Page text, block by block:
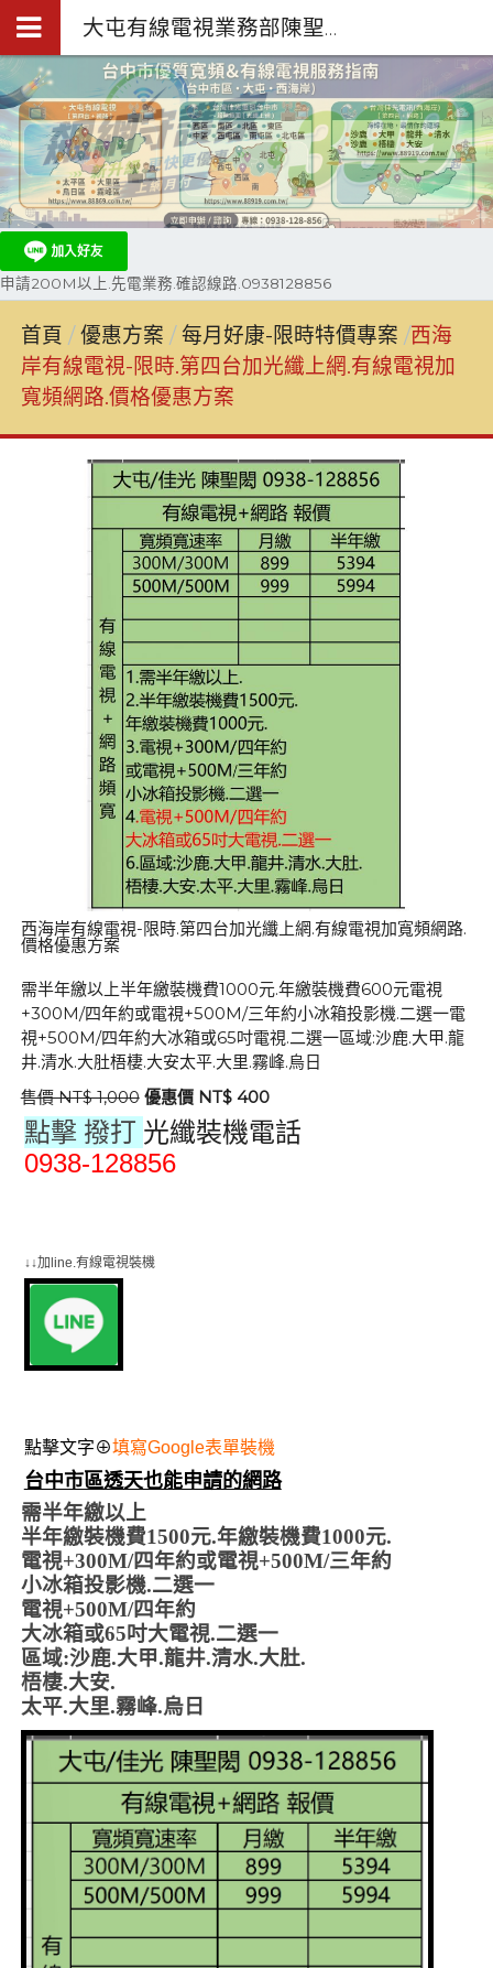
大屯有線電視業務部陳聖閎.台中第四台網路裝機0938-128-856
申請200M以上.先電業務.確認線路.0938128856
首頁 優惠方案 每月好康-限時特價專案 西海
岸有線電視-限時.第四台加光纖上網.有線電視加
寬頻網路.價格優惠方案
西海岸有線電視-限時.第四台加光纖上網.有線電視加寬頻網路.
價格優惠方案
需半年繳以上半年繳裝機費1000元.年繳裝機費600元電視
+300M/四年約或電視+500M/三年約小冰箱投影機.二選一電
視+500M/四年約大冰箱或65吋電視.二選一區域:沙鹿.大甲.龍
井.清水.大肚梧棲.大安太平.大里.霧峰.烏日
售價 NT$ 1,000 優惠價 NT$ 400
點擊 撥打 光纖裝機電話
0938-128856
↓↓加line.有線電視裝機
點擊文字⊕填寫Google表單裝機
台中市區透天也能申請的網路
需半年繳以上
半年繳裝機費1500元.年繳裝機費1000元.
電視+300M/四年約或電視+500M/三年約
小冰箱投影機.二選一
電視+500M/四年約
大冰箱或65吋大電視.二選一
區域:沙鹿.大甲.龍井.清水.大肚.
梧棲.大安.
太平.大里.霧峰.烏日